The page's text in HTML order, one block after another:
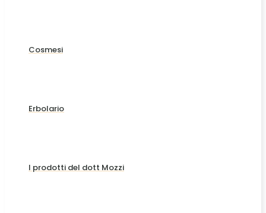
Cosmesi
Erbolario
I prodotti del dott Mozzi